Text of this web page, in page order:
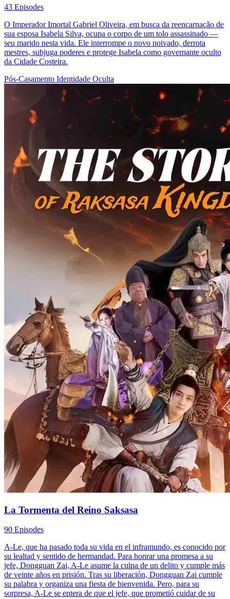
43 Episodes
O Imperador Imortal Gabriel Oliveira, em busca da reencarnação de
sua esposa Isabela Silva, ocupa o corpo de um tolo assassinado —
seu marido nesta vida. Ele interrompe o novo noivado, derrota
mestres, subjuga poderes e protege Isabela como governante oculto
da Cidade Costeira.
Pós-Casamento Identidade Oculta
La Tormenta del Reino Saksasa
90 Episodes
A-Le, que ha pasado toda su vida en el inframundo, es conocido por
su lealtad y sentido de hermandad. Para honrar una promesa a su
jefe, Dongguan Zai, A-Le asume la culpa de un delito y cumple más
de veinte años en prisión. Tras su liberación, Dongguan Zai cumple
su palabra y organiza una fiesta de bienvenida. Pero, para su
sorpresa, A-Le se entera de que el jefe, que prometió cuidar de su